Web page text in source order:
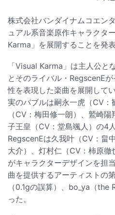
株式会社バンダイナムコエン
ュアル系音楽原作キャラクタ
Karma」を展開することを発表
「Visual Karma」は主人公と
とそのライバル・RegscenE
性を表現した楽曲を展開して
実のバブルは嗣永一虎（CV：
（CV：梅田修一朗）、鷲崎
子王皇（CV：堂島颯人）の4
RegscenEは久我叶（CV：畠
大介）、灯村仁（CV：柿原徹
がキャラクターデザインを担
曲を提供するアーティストの
（0.1gの誤算）、bo_ya（the
った。